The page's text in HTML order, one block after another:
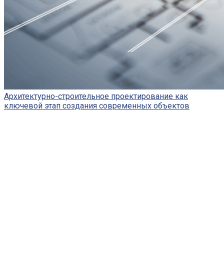
Архитектурно-строительное проектирование как
ключевой этап создания современных объектов